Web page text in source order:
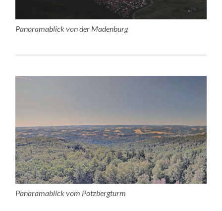
Panoramablick von der Madenburg
Panaramablick vom Potzbergturm